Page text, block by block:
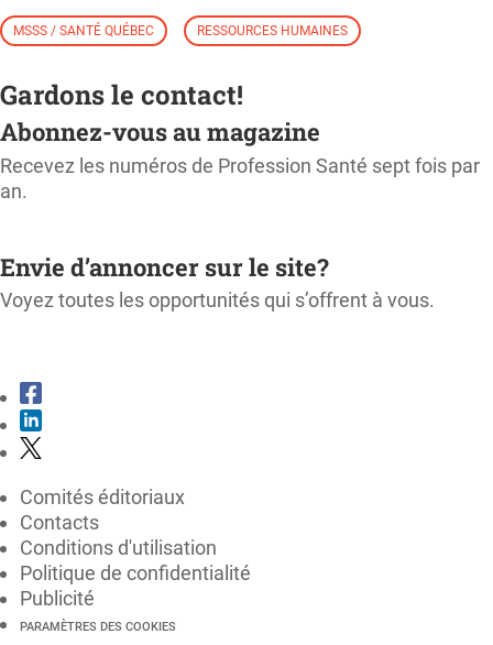
MSSS / SANTÉ QUÉBEC RESSOURCES HUMAINES
Gardons le contact!
Abonnez-vous au magazine
Recevez les numéros de Profession Santé sept fois par
an.
Envie d’annoncer sur le site?
Voyez toutes les opportunités qui s’offrent à vous.
Comités éditoriaux
Contacts
Conditions d'utilisation
Politique de confidentialité
Publicité
PARAMÈTRES DES COOKIES